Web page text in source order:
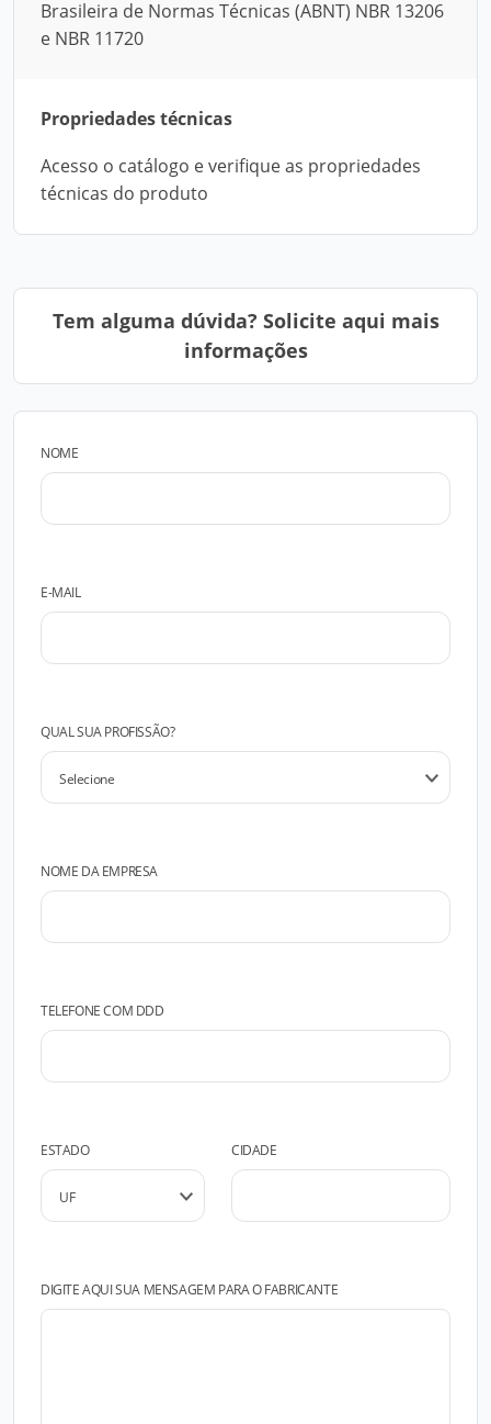
Brasileira de Normas Técnicas (ABNT) NBR 13206
e NBR 11720
Propriedades técnicas
Acesso o catálogo e verifique as propriedades
técnicas do produto
Tem alguma dúvida? Solicite aqui mais
informações
NOME
E-MAIL
QUAL SUA PROFISSÃO?
NOME DA EMPRESA
TELEFONE COM DDD
ESTADO CIDADE
DIGITE AQUI SUA MENSAGEM PARA O FABRICANTE